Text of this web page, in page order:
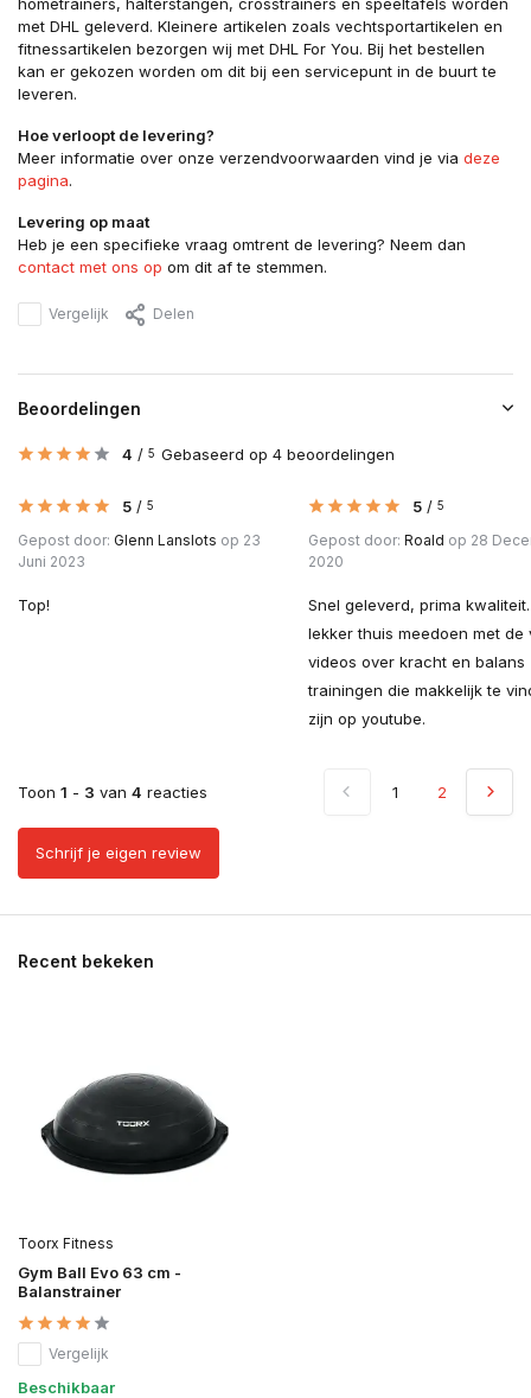
hometrainers, halterstangen, crosstrainers en speeltafels worden
met DHL geleverd. Kleinere artikelen zoals vechtsportartikelen en
fitnessartikelen bezorgen wij met DHL For You. Bij het bestellen
kan er gekozen worden om dit bij een servicepunt in de buurt te
leveren.
Hoe verloopt de levering?
Meer informatie over onze verzendvoorwaarden vind je via deze
pagina.
Levering op maat
Heb je een specifieke vraag omtrent de levering? Neem dan
contact met ons op om dit af te stemmen.
Vergelijk Delen
Beoordelingen
4 / 5 Gebaseerd op 4 beoordelingen
5 / 5
Gepost door: Glenn Lanslots op 23
Juni 2023
Top!
5 / 5
Gepost door: Roald op 28
2020
Snel geleverd, prima
lekker thuis meedoen met de
videos over kracht en balans
trainingen die makkelijk te
zijn op youtube.
Toon 1 - 3 van 4 reacties 1 2
Schrijf je eigen review
Recent bekeken
Toorx Fitness
Gym Ball Evo 63 cm -
Balanstrainer
Vergelijk
Beschikbaar